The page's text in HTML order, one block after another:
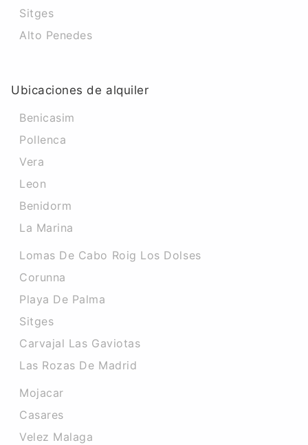
Sitges
Alto Penedes
Ubicaciones de alquiler
Benicasim
Pollenca
Vera
Leon
Benidorm
La Marina
Lomas De Cabo Roig Los Dolses
Corunna
Playa De Palma
Sitges
Carvajal Las Gaviotas
Las Rozas De Madrid
Mojacar
Casares
Velez Malaga